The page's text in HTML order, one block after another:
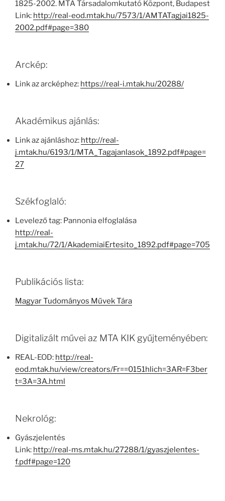
1825-2002. MTA Társadalomkutató Központ, Budapest
Link: http://real-eod.mtak.hu/7573/1/AMTATagjai1825-
2002.pdf#page=380
Arckép:
Link az arcképhez: https://real-i.mtak.hu/20288/
Akadémikus ajánlás:
Link az ajánláshoz: http://real-
j.mtak.hu/6193/1/MTA_Tagajanlasok_1892.pdf#page=
27
Székfoglaló:
Levelező tag: Pannonia elfoglalása
http://real-
j.mtak.hu/72/1/AkademiaiErtesito_1892.pdf#page=705
Publikációs lista:
Magyar Tudományos Művek Tára
Digitalizált művei az MTA KIK gyűjteményében:
REAL-EOD: http://real-
eod.mtak.hu/view/creators/Fr==0151hlich=3AR=F3ber
t=3A=3A.html
Nekrológ:
Gyászjelentés
Link: http://real-ms.mtak.hu/27288/1/gyaszjelentes-
f.pdf#page=120